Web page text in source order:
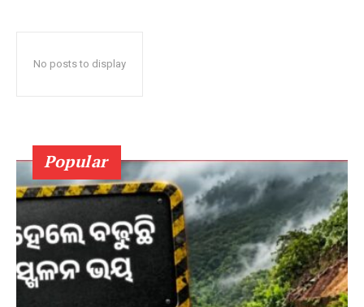
No posts to display
Popular